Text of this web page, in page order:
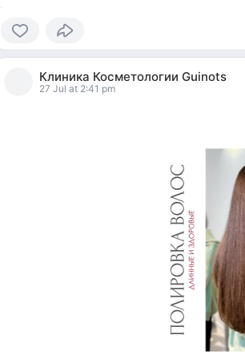
0
reactedКлиника Косметологии Guinots
27 Jul at 2:41 pm